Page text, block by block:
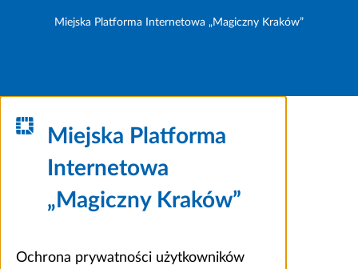
Miejska Platforma Internetowa „Magiczny Kraków”
Miejska Platforma
Internetowa
„Magiczny Kraków”
Ochrona prywatności użytkowników